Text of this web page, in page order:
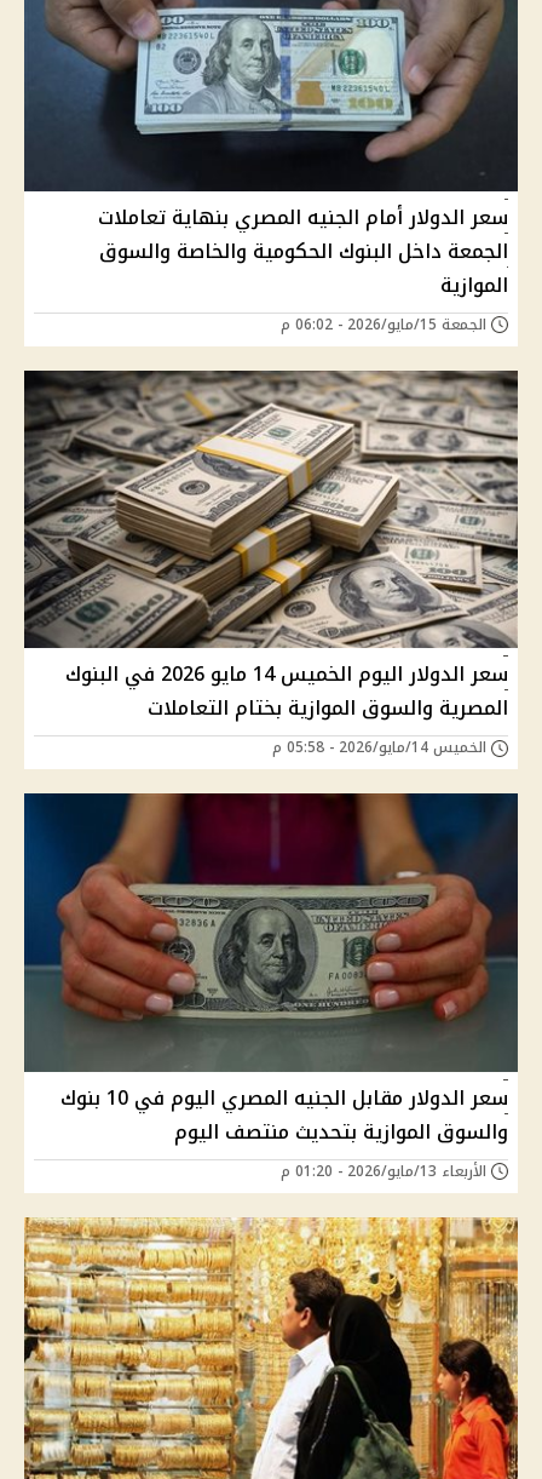
سعر الدولار أمام الجنيه المصري بنهاية تعاملات
الجمعة داخل البنوك الحكومية والخاصة والسوق
الموازية
الجمعة 15/مايو/2026 - 06:02 م
سعر الدولار اليوم الخميس 14 مايو 2026 في البنوك
المصرية والسوق الموازية بختام التعاملات
الخميس 14/مايو/2026 - 05:58 م
سعر الدولار مقابل الجنيه المصري اليوم في 10 بنوك
والسوق الموازية بتحديث منتصف اليوم
الأربعاء 13/مايو/2026 - 01:20 م